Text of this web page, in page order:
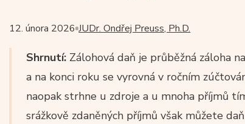
JUDr. Ondřej Preuss, Ph.D.
12. února 2026
Shrnutí: Zálohová daň je průběžná záloha
a na konci roku se vyrovná v ročním
naopak strhne u zdroje a u mnoha příjmů
srážkově zdaněných příjmů však můžete